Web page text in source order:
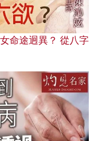
命途迥異？ 從八字